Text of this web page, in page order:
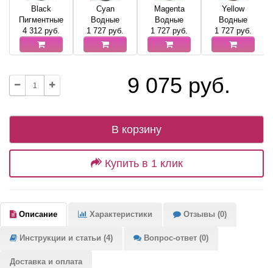
Black
Пигментные
4 312 руб.
Cyan
Водные
1 727 руб.
Magenta
Водные
1 727 руб.
Yellow
Водные
1 727 руб.
9 075 руб.
В корзину
Купить в 1 клик
Описание Характеристики Отзывы (0)
Инструкции и статьи (4) Вопрос-ответ (0)
Доставка и оплата